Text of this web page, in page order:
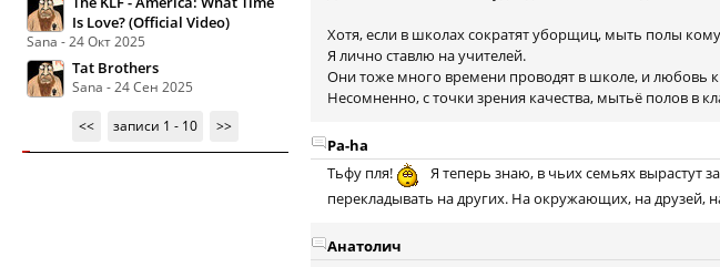
Is Love? (Official Video)
Sana - 24 Окт 2025
Tat Brothers
Sana - 24 Сен 2025
<< записи 1 - 10 >>
Хотя, если в школах сократят уборщиц, мыть полы
Я лично ставлю на учителей.
Они тоже много времени проводят в школе, и любовь
Несомненно, с точки зрения качества, мытьё полов в
Pa-ha
Тьфу пля!
Я теперь знаю, в чьих семьях вырастут
перекладывать на других. На окружающих, на друзей,
Анатолич